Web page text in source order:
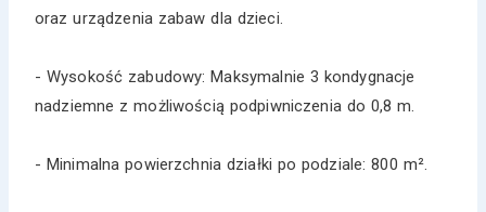
oraz urządzenia zabaw dla dzieci.
- Wysokość zabudowy: Maksymalnie 3 kondygnacje
nadziemne z możliwością podpiwniczenia do 0,8 m.
- Minimalna powierzchnia działki po podziale: 800 m².